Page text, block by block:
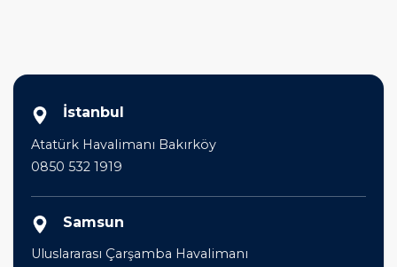
İstanbul
Atatürk Havalimanı Bakırköy
0850 532 1919
Samsun
Uluslararası Çarşamba Havalimanı